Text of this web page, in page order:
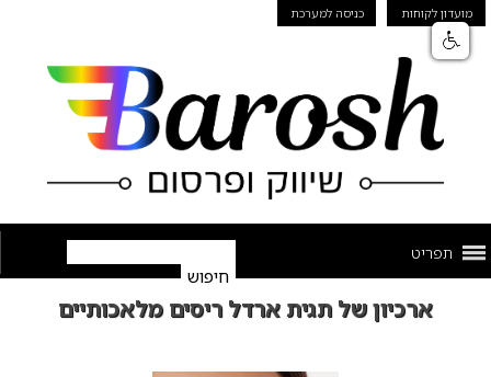
מועדון לקוחות כניסה למערכת
תפריט
ארכיון של תגית ארדל ריסים מלאכותיים